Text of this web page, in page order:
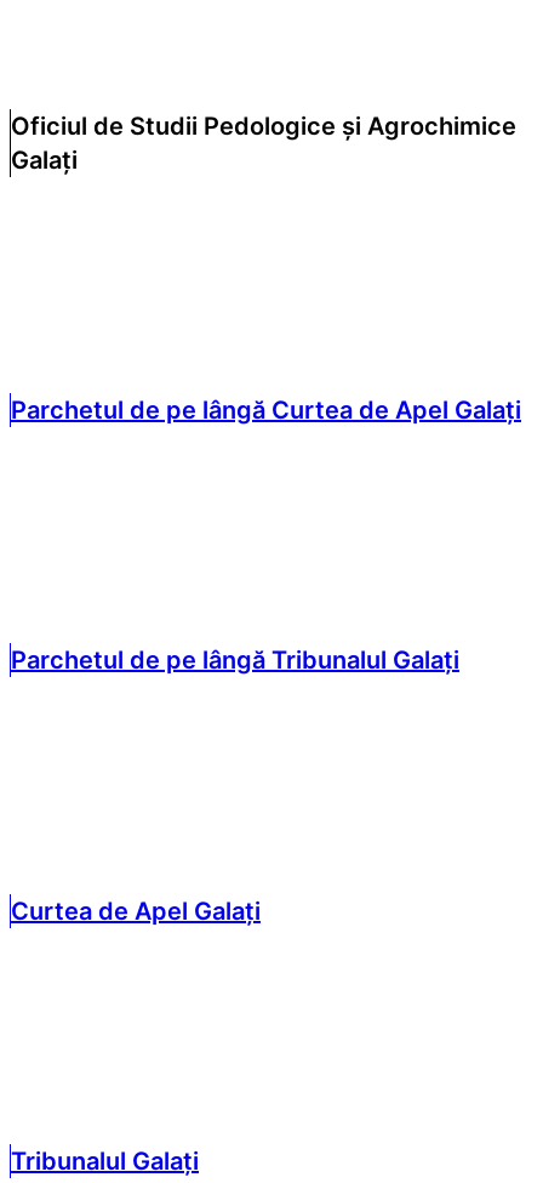
Oficiul de Studii Pedologice și Agrochimice
Galați
Parchetul de pe lângă Curtea de Apel Galați
Parchetul de pe lângă Tribunalul Galați
Curtea de Apel Galați
Tribunalul Galați